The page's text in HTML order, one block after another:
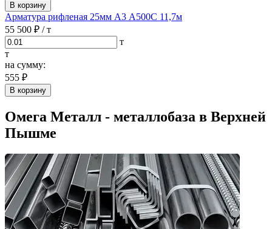
В корзину
Арматура рифленая 25мм А3 А500С 11,7м
55 500 ₽ / т
т
т
на сумму:
555 ₽
В корзину
Омега Металл - металлобаза в Верхней
Пышме